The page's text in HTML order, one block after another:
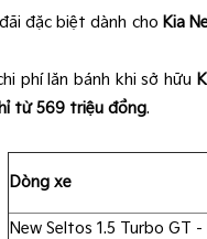
đặc biệt dành cho Kia
phí lăn bánh khi sở hữu
từ 569 triệu đồng.
Dòng xe
New Seltos 1.5 Turbo GT -